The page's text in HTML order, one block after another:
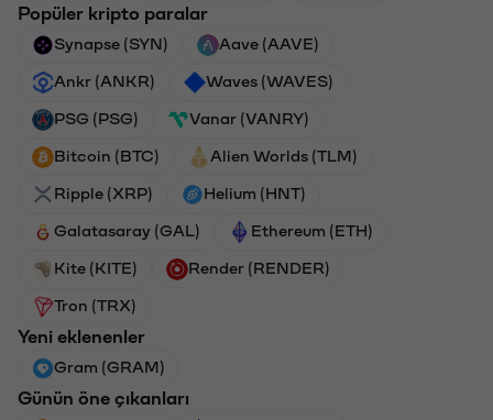
Popüler kripto paralar
Synapse (SYN) Aave (AAVE)
Ankr (ANKR) Waves (WAVES)
PSG (PSG) Vanar (VANRY)
Bitcoin (BTC) Alien Worlds (TLM)
Ripple (XRP) Helium (HNT)
Galatasaray (GAL) Ethereum (ETH)
Kite (KITE) Render (RENDER)
Tron (TRX)
Yeni eklenenler
Gram (GRAM)
Günün öne çıkanları